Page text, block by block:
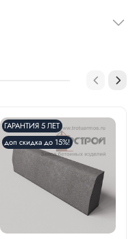
ГАРАНТИЯ 5 ЛЕТ
доп скидка до 15%!